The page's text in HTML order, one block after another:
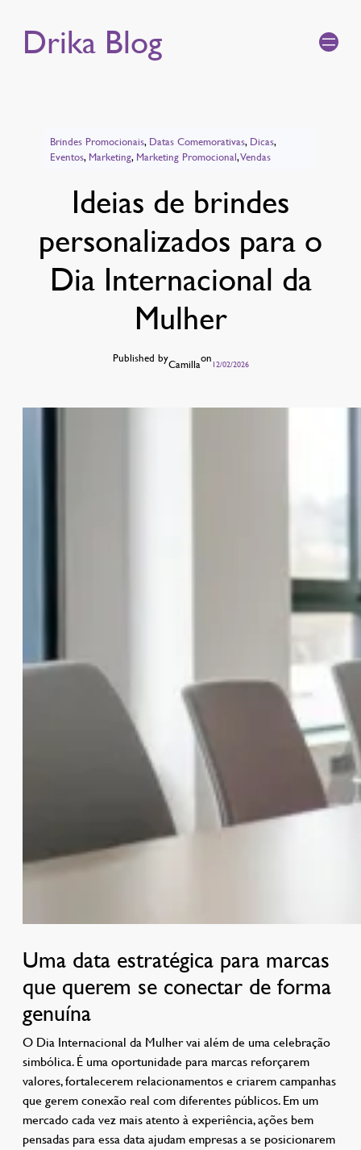
Drika Blog
Brindes Promocionais, Datas Comemorativas, Dicas,
Eventos, Marketing, Marketing Promocional, Vendas
Ideias de brindes
personalizados para o
Dia Internacional da
Mulher
Published by
Camilla
on
12/02/2026
Uma data estratégica para marcas
que querem se conectar de forma
genuína
O Dia Internacional da Mulher vai além de uma celebração
simbólica. É uma oportunidade para marcas reforçarem
valores, fortalecerem relacionamentos e criarem campanhas
que gerem conexão real com diferentes públicos. Em um
mercado cada vez mais atento à experiência, ações bem
pensadas para essa data ajudam empresas a se posicionarem